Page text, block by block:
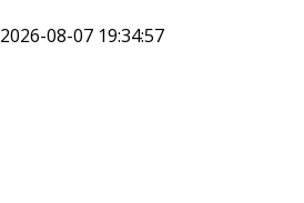
2026-08-07 19:34:57